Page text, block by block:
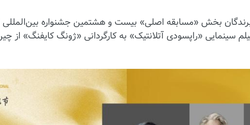
بخش «مسابقه اصلی» بیست و هشتمین جشنواره بین‌المللی
سینمایی «راپسودی آتلانتیک» به کارگردانی «ژونگ کایفنگ» از